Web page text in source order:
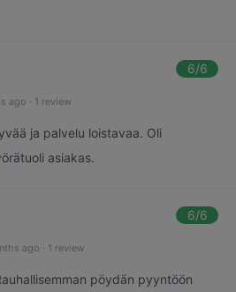
6/6
ago · 1 review
ja palvelu loistavaa. Oli
asiakas.
6/6
ago · 1 review
pöydän pyyntöön